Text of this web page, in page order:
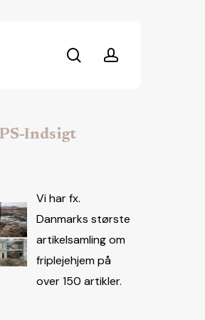
searchaccount
Indsigt
Vi har fx.
Danmarks største
artikelsamling om
friplejehjem på
over 150 artikler.